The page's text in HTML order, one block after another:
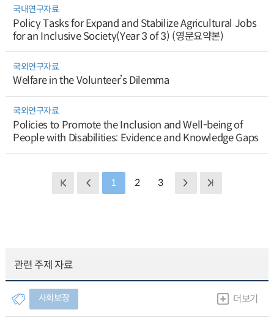
국내연구자료
Policy Tasks for Expand and Stabilize Agricultural Jobs
for an Inclusive Society(Year 3 of 3) (영문요약본)
국외연구자료
Welfare in the Volunteer’s Dilemma
국외연구자료
Policies to Promote the Inclusion and Well-being of
People with Disabilities: Evidence and Knowledge Gaps
1 2 3
관련 주제 자료
사회보장 더보기